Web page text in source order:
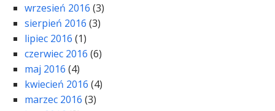
wrzesień 2016 (3)
sierpień 2016 (3)
lipiec 2016 (1)
czerwiec 2016 (6)
maj 2016 (4)
kwiecień 2016 (4)
marzec 2016 (3)